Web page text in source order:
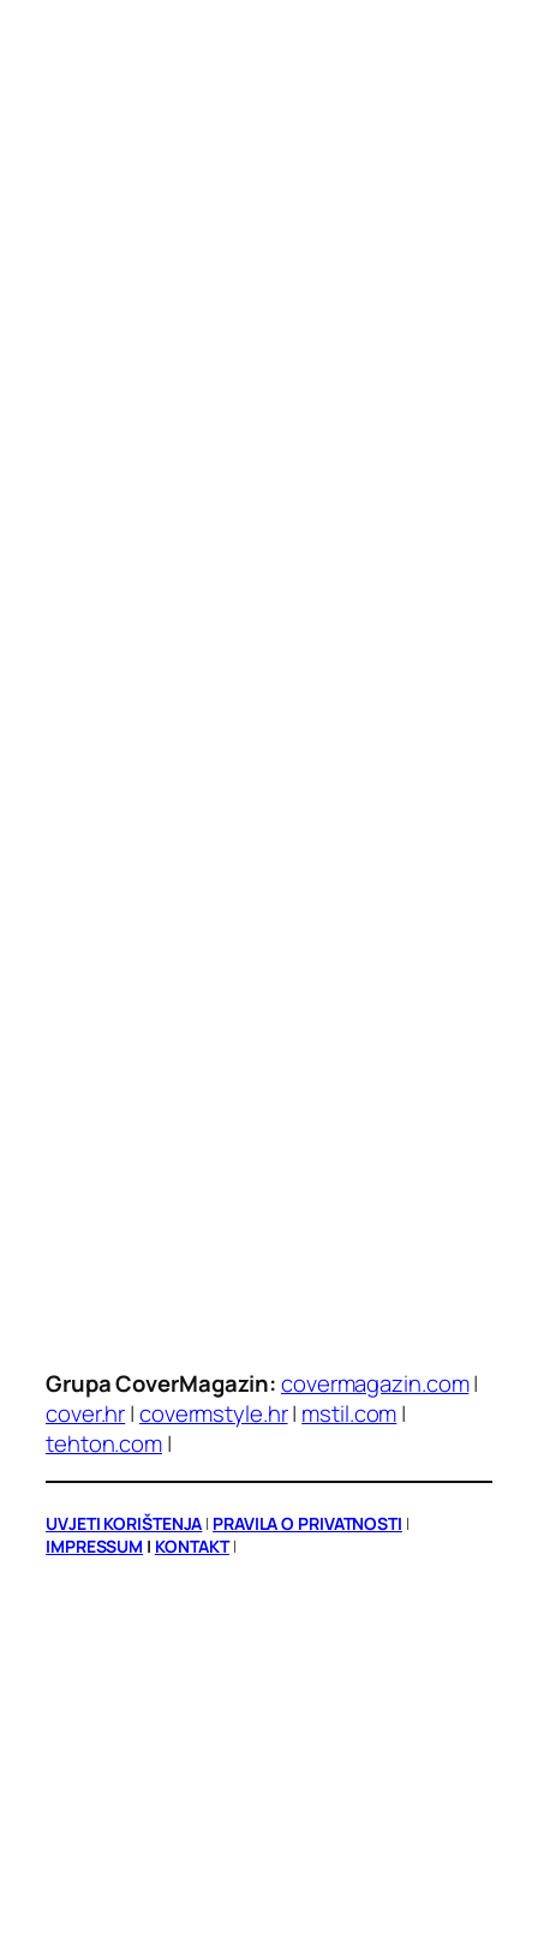
Grupa CoverMagazin:covermagazin.com|
cover.hr|covermstyle.hr| mstil.com|
tehton.com|
UVJETI KORIŠTENJA | PRAVILA O PRIVATNOSTI |
IMPRESSUM | KONTAKT|